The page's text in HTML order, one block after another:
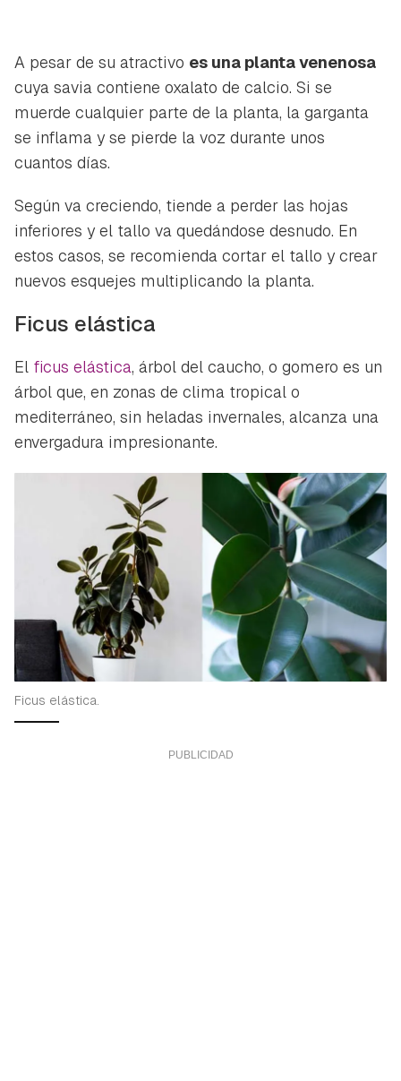
A pesar de su atractivo es una planta venenosa
cuya savia contiene oxalato de calcio. Si se
muerde cualquier parte de la planta, la garganta
se inflama y se pierde la voz durante unos
cuantos días.
Según va creciendo, tiende a perder las hojas
inferiores y el tallo va quedándose desnudo. En
estos casos, se recomienda cortar el tallo y crear
nuevos esquejes multiplicando la planta.
Ficus elástica
El ficus elástica, árbol del caucho, o gomero es un
árbol que, en zonas de clima tropical o
mediterráneo, sin heladas invernales, alcanza una
envergadura impresionante.
Ficus elástica.